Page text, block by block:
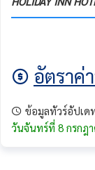
อัตราค่
ข้อมูลทัวร์อัปเด
วันจันทร์ที่ 8 กรกฎา